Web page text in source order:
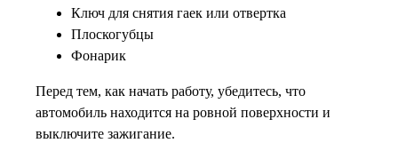
Ключ для снятия гаек или отвертка
Плоскогубцы
Фонарик
Перед тем, как начать работу, убедитесь, что
автомобиль находится на ровной поверхности и
выключите зажигание.